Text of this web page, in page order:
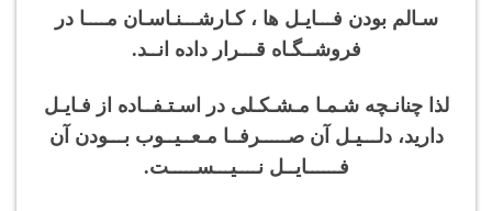
سـالم بودن فـــایـل ها ، کـارشـــنـاسـان مــــا در
فروشــگـاه قـــرار داده انــد.
لذا چنانـچه شـمـا مـشـکـلی در اسـتـفــاده از فـایـل
دارید، دلـــیـل آن صـــــرفــا مـعــیــوب بـــودن آن
فــــــایــل نــــیـــســـــت.